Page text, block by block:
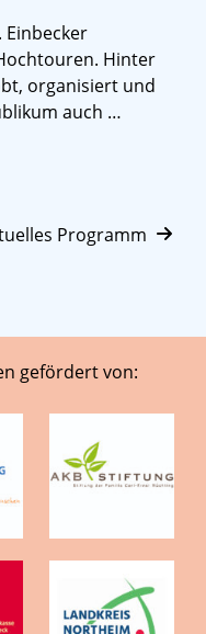
Hinter
organisiert und
auch …
Programm
gefördert von: